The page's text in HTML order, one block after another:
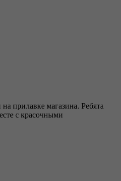
прилавке магазина. Ребята
с красочными